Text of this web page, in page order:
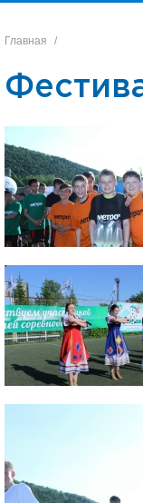
Главная /